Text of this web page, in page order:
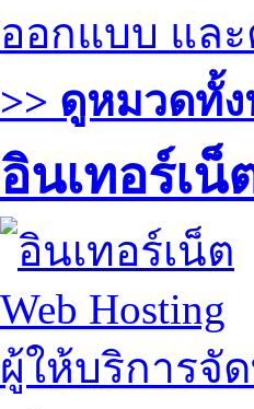
ออกแบบ แล
>> ดูหมวดทั้
อินเทอร์เน็
Web Hosting
ผู้ให้บริการจั